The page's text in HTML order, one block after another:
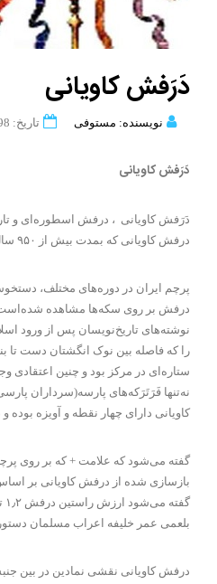
دَرَفش کاویانی
نویسنده: مستوفی تاریخ: 98-2-22
دَرَفش کاویانی
دَرَفش کاویانی ، درفش اسطوره‌ای و
درفش کاویانی که بمدت بیش از ۹۵۰ سال پرچم رسمی ایران بوده‌است، نقشی نمادین در میانِ جنبش‌هایی ملی با تفکراتِ ملی‌گرایانه در ایران بازی کرده‌است و یکی از نمادهای میهن‌پرستی به حساب آمده‌است.
پرچم ایران در دوره‌های مختلف،
نوشته‌های تاریخ‌نویسان پس از ورود
ستاره‌ای در مرکز بود و چنین
نه‌تنها فَرَتَرَکه‌های پارسه(سرداران
کاویانی دارای چهار نقطه و آویزه
گفته می‌شود که علامت + که بر روی
بازسازی شده از درفش کاویانی بر
بلعمی عمر خلیفه اعراب مسلمان
درفش کاویانی نقشی نمادین در بین